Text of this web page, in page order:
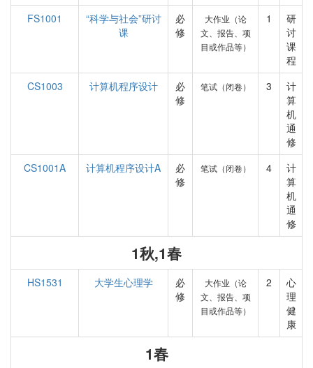
FS1001
“科学与社会”研讨
课
必
修
大作业（论
文、报告、项
目或作品等）
1
研
讨
课
程
CS1003
计算机程序设计
必
修
笔试（闭卷） 3
计
算
机
通
修
CS1001A
计算机程序设计A
必
修
笔试（闭卷） 4
计
算
机
通
修
1秋,1春
HS1531 大学生心理学
必
修
大作业（论
文、报告、项
目或作品等）
2
心
理
健
康
1春